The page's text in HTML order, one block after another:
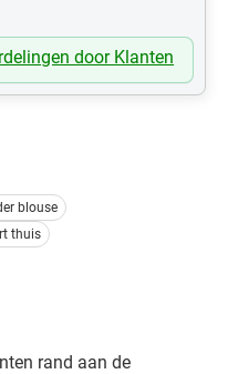
door Klanten
blouse
thuis
rand aan de